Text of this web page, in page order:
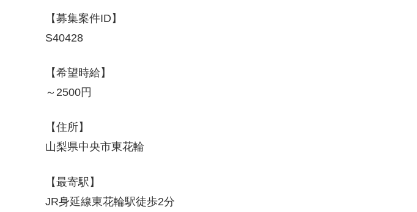
【募集案件ID】
S40428
【希望時給】
～2500円
【住所】
山梨県中央市東花輪
【最寄駅】
JR身延線東花輪駅徒歩2分